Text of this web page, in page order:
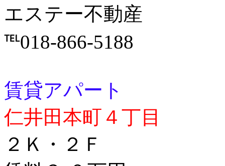
エステー不動産
℡018-866-5188
賃貸アパート
仁井田本町４丁目
２Ｋ・２Ｆ